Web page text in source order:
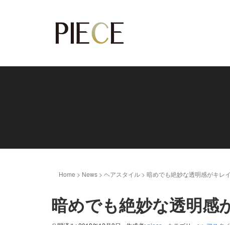
Home > News > ヘアスタイル > 暗めでも絶妙な透明感がキレ
暗めでも絶妙な透明感